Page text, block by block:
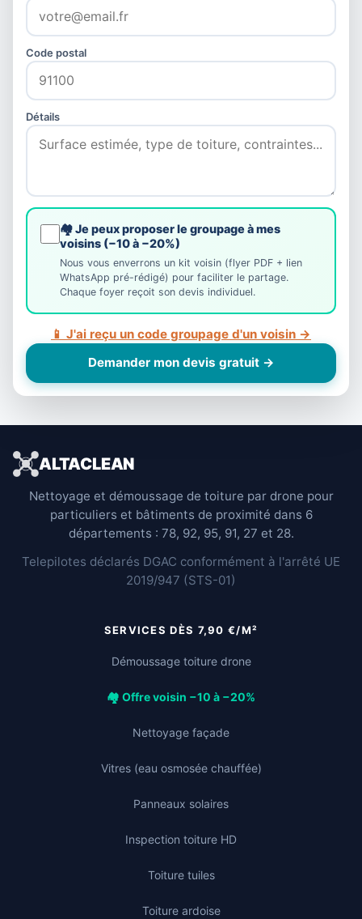
Code postal
Détails
🏘️ Je peux proposer le groupage à mes
voisins (−10 à −20%)
Nous vous enverrons un kit voisin (flyer PDF + lien
WhatsApp pré-rédigé) pour faciliter le partage.
Chaque foyer reçoit son devis individuel.
📱 J'ai reçu un code groupage d'un voisin →
Demander mon devis gratuit →
ALTACLEAN
Nettoyage et démoussage de toiture par drone pour
particuliers et bâtiments de proximité dans 6
départements : 78, 92, 95, 91, 27 et 28.
Telepilotes déclarés DGAC conformément à l'arrêté UE
2019/947 (STS-01)
SERVICES DÈS 7,90 €/M²
Démoussage toiture drone
🏘️ Offre voisin −10 à −20%
Nettoyage façade
Vitres (eau osmosée chauffée)
Panneaux solaires
Inspection toiture HD
Toiture tuiles
Toiture ardoise